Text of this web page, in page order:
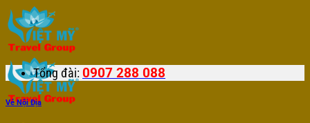
Bỏ
qua
nội
dung
Tổng đài: 0907 288 088
Vé Nội Địa